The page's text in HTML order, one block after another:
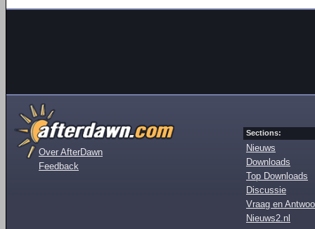
Over AfterDawn
Feedback
Sections:
Nieuws
Downloads
Top Downloads
Discussie
Vraag en
Nieuws2.nl